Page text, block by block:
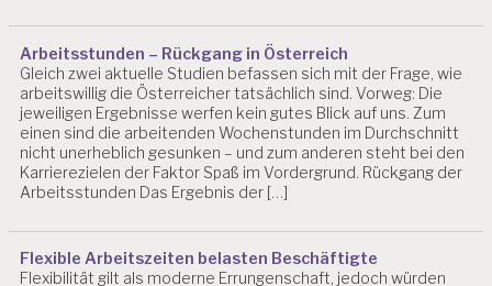
A
S
C
H
G
N
O
V
L
L
E
Arbeitsstunden – Rückgang in Österreich
Gleich zwei aktuelle Studien befassen sich mit der Frage, wie
arbeitswillig die Österreicher tatsächlich sind. Vorweg: Die
jeweiligen Ergebnisse werfen kein gutes Blick auf uns. Zum
einen sind die arbeitenden Wochenstunden im Durchschnitt
nicht unerheblich gesunken – und zum anderen steht bei den
Karrierezielen der Faktor Spaß im Vordergrund. Rückgang der
Arbeitsstunden Das Ergebnis der […]
Flexible Arbeitszeiten belasten Beschäftigte
Flexibilität gilt als moderne Errungenschaft, jedoch würden